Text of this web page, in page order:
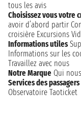
tous les avis
Choisissez vous votre
avoir d’abord partir
croisière Excursions
Informations utiles
Informations sur les
Travaillez avec nous
Notre Marque Qui
Services des passagers
Observatoire Taoticket